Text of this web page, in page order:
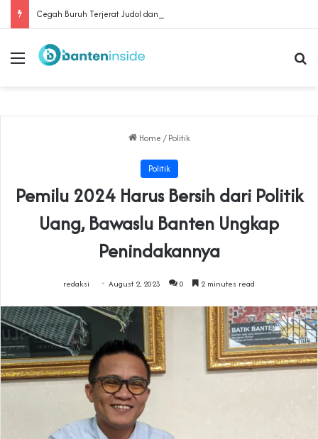
Menu
Home / Politik
Politik
Pemilu 2024 Harus Bersih dari Politik
Uang, Bawaslu Banten Ungkap
Penindakannya
redaksi August 2, 2023 0 2 minutes read